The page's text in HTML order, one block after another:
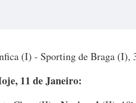
(I) - Sporting de Braga (I),
11 de Janeiro: